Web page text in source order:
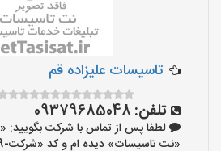
تاسیسات علیزاده قم
تلفن: 09379685048
لطفا پس از تماس با شرکت بگویید:
«نت تاسیسات» دیده ام و کد «شرکت-9» را اعلام کنید»